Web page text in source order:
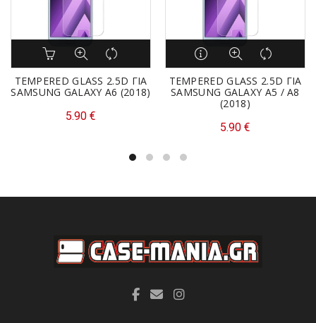
TEMPERED GLASS 2.5D ΓΙΑ
SAMSUNG GALAXY A6 (2018)
5.90 €
TEMPERED GLASS 2.5D ΓΙΑ
SAMSUNG GALAXY A5 / A8
(2018)
5.90 €